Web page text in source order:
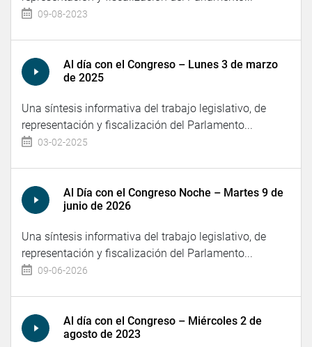
09-08-2023
Al día con el Congreso – Lunes 3 de marzo
de 2025
Una síntesis informativa del trabajo legislativo, de
representación y fiscalización del Parlamento...
03-02-2025
Al Día con el Congreso Noche – Martes 9 de
junio de 2026
Una síntesis informativa del trabajo legislativo, de
representación y fiscalización del Parlamento...
09-06-2026
Al día con el Congreso – Miércoles 2 de
agosto de 2023